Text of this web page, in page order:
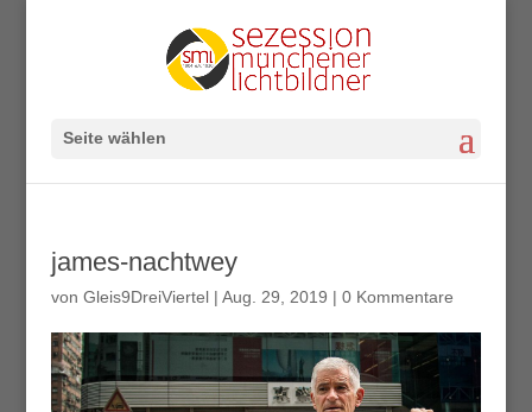
Seite wählen
james-nachtwey
von Gleis9DreiViertel| Aug. 29, 2019 | 0 Kommentare